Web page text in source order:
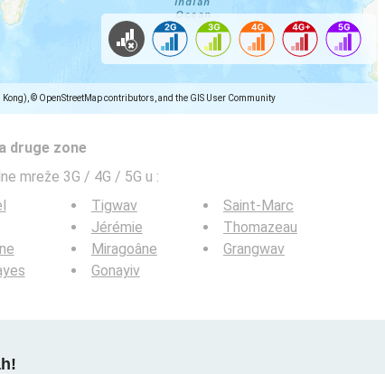
Kong), © OpenStreetMap contributors, and the GIS User Community
druge zone
mreže 3G / 4G / 5G u :
Tigwav
Jérémie
Miragoâne
Gonayiv
Saint-Marc
Thomazeau
Grangwav